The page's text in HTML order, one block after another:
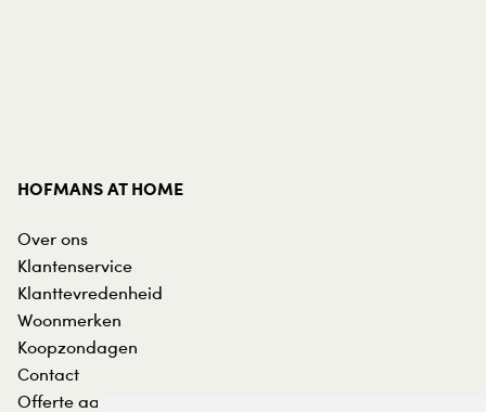
HOFMANS AT HOME
Over ons
Klantenservice
Klanttevredenheid
Woonmerken
Koopzondagen
Contact
Offerte aanvraag